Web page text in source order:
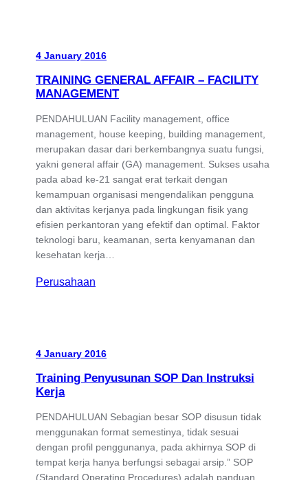
4 January 2016
TRAINING GENERAL AFFAIR – FACILITY
MANAGEMENT
PENDAHULUAN Facility management, office
management, house keeping, building management,
merupakan dasar dari berkembangnya suatu fungsi,
yakni general affair (GA) management. Sukses usaha
pada abad ke-21 sangat erat terkait dengan
kemampuan organisasi mengendalikan pengguna
dan aktivitas kerjanya pada lingkungan fisik yang
efisien perkantoran yang efektif dan optimal. Faktor
teknologi baru, keamanan, serta kenyamanan dan
kesehatan kerja…
Perusahaan
4 January 2016
Training Penyusunan SOP Dan Instruksi
Kerja
PENDAHULUAN Sebagian besar SOP disusun tidak
menggunakan format semestinya, tidak sesuai
dengan profil penggunanya, pada akhirnya SOP di
tempat kerja hanya berfungsi sebagai arsip.” SOP
(Standard Operating Procedures) adalah panduan